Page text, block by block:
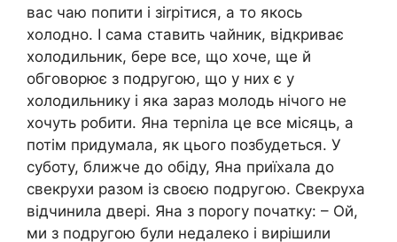
вас чаю попити і зіrрітися, а то якось
холодно. І сама ставить чайник, відкриває
холодильник, бере все, що хоче, ще й
обговорює з подругою, що у них є у
холодильнику і яка зараз молодь нічого не
хочуть робити. Яна терnіла це все місяць, а
потім придумала, як цього позбудеться. У
суботу, ближче до обіду, Яна приїхала до
свекрухи разом із своєю подругою. Свекруха
відчинила двері. Яна з порогу початку: – Ой,
ми з подругою були недалеко і вирішили